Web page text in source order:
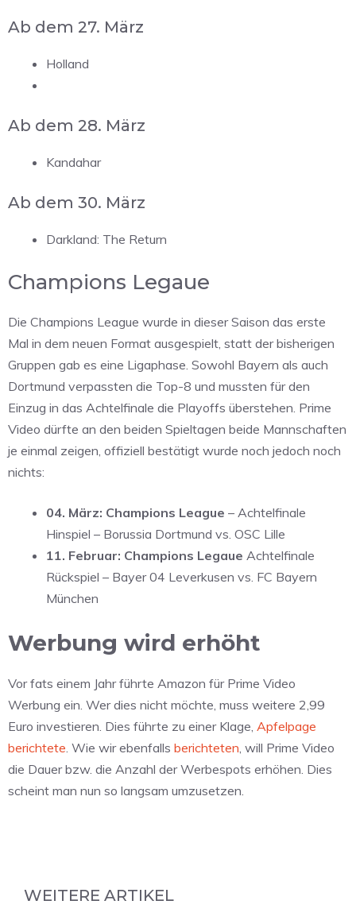
Ab dem 27. März
Holland
Ab dem 28. März
Kandahar
Ab dem 30. März
Darkland: The Return
Champions Legaue
Die Champions League wurde in dieser Saison das erste
Mal in dem neuen Format ausgespielt, statt der bisherigen
Gruppen gab es eine Ligaphase. Sowohl Bayern als auch
Dortmund verpassten die Top-8 und mussten für den
Einzug in das Achtelfinale die Playoffs überstehen. Prime
Video dürfte an den beiden Spieltagen beide Mannschaften
je einmal zeigen, offiziell bestätigt wurde noch jedoch noch
nichts:
04. März: Champions League – Achtelfinale
Hinspiel – Borussia Dortmund vs. OSC Lille
11. Februar: Champions Legaue Achtelfinale
Rückspiel – Bayer 04 Leverkusen vs. FC Bayern
München
Werbung wird erhöht
Vor fats einem Jahr führte Amazon für Prime Video
Werbung ein. Wer dies nicht möchte, muss weitere 2,99
Euro investieren. Dies führte zu einer Klage, Apfelpage
berichtete . Wie wir ebenfalls berichteten , will Prime Video
die Dauer bzw. die Anzahl der Werbespots erhöhen. Dies
scheint man nun so langsam umzusetzen.
WEITERE ARTIKEL